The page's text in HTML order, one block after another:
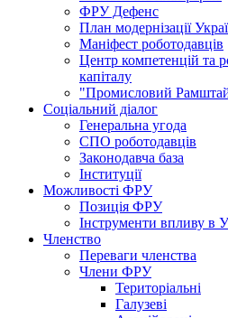
ФРУ Дефенс
План модернізації
Маніфест роботодавців
Центр компетенцій та
капіталу
"Промисловий
Соціальний діалог
Генеральна угода
СПО роботодавців
Законодавча база
Інституції
Можливості ФРУ
Позиція ФРУ
Інструменти впливу в
Членство
Переваги членства
Члени ФРУ
Територіальні
Галузеві